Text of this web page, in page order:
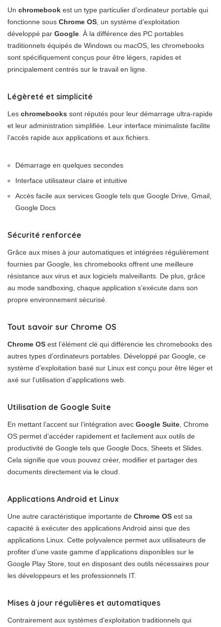
Un chromebook est un type particulier d’ordinateur portable qui
fonctionne sous Chrome OS , un système d’exploitation
développé par Google . À la différence des PC portables
traditionnels équipés de Windows ou macOS, les chromebooks
sont spécifiquement conçus pour être légers, rapides et
principalement centrés sur le travail en ligne.
Légèreté et simplicité
Les chromebooks sont réputés pour leur démarrage ultra-rapide
et leur administration simplifiée. Leur interface minimaliste facilite
l’accès rapide aux applications et aux fichiers.
Démarrage en quelques secondes
Interface utilisateur claire et intuitive
Accès facile aux services Google tels que Google Drive, Gmail,
Google Docs
Sécurité renforcée
Grâce aux mises à jour automatiques et intégrées régulièrement
fournies par Google, les chromebooks offrent une meilleure
résistance aux virus et aux logiciels malveillants. De plus, grâce
au mode sandboxing, chaque application s’exécute dans son
propre environnement sécurisé.
Tout savoir sur Chrome OS
Chrome OS est l’élément clé qui différencie les chromebooks des
autres types d’ordinateurs portables. Développé par Google, ce
système d’exploitation basé sur Linux est conçu pour être léger et
axé sur l’utilisation d’applications web.
Utilisation de Google Suite
En mettant l’accent sur l’intégration avec Google Suite , Chrome
OS permet d’accéder rapidement et facilement aux outils de
productivité de Google tels que Google Docs, Sheets et Slides.
Cela signifie que vous pouvez créer, modifier et partager des
documents directement via le cloud.
Applications Android et Linux
Une autre caractéristique importante de Chrome OS est sa
capacité à exécuter des applications Android ainsi que des
applications Linux. Cette polyvalence permet aux utilisateurs de
profiter d’une vaste gamme d’applications disponibles sur le
Google Play Store, tout en disposant des outils nécessaires pour
les développeurs et les professionnels IT.
Mises à jour régulières et automatiques
Contrairement aux systèmes d’exploitation traditionnels qui